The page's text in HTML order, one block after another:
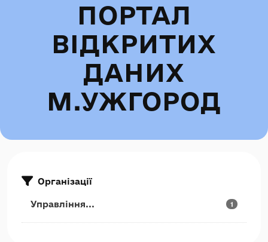
ПОРТАЛ
ВІДКРИТИХ
ДАНИХ
М.УЖГОРОД
Організації
Управління... 1